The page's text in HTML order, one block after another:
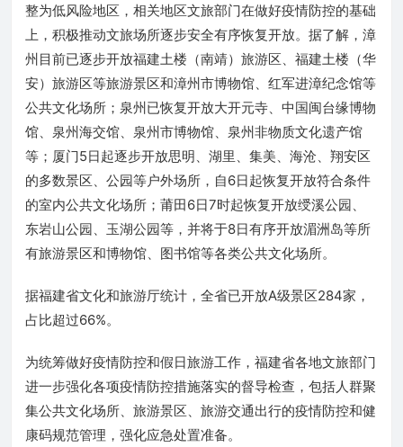
整为低风险地区，相关地区文旅部门在做好疫情防控的基础
上，积极推动文旅场所逐步安全有序恢复开放。据了解，漳
州目前已逐步开放福建土楼（南靖）旅游区、福建土楼（华
安）旅游区等旅游景区和漳州市博物馆、红军进漳纪念馆等
公共文化场所；泉州已恢复开放大开元寺、中国闽台缘博物
馆、泉州海交馆、泉州市博物馆、泉州非物质文化遗产馆
等；厦门5日起逐步开放思明、湖里、集美、海沧、翔安区
的多数景区、公园等户外场所，自6日起恢复开放符合条件
的室内公共文化场所；莆田6日7时起恢复开放绶溪公园、
东岩山公园、玉湖公园等，并将于8日有序开放湄洲岛等所
有旅游景区和博物馆、图书馆等各类公共文化场所。
据福建省文化和旅游厅统计，全省已开放A级景区284家，
占比超过66%。
为统筹做好疫情防控和假日旅游工作，福建省各地文旅部门
进一步强化各项疫情防控措施落实的督导检查，包括人群聚
集公共文化场所、旅游景区、旅游交通出行的疫情防控和健
康码规范管理，强化应急处置准备。